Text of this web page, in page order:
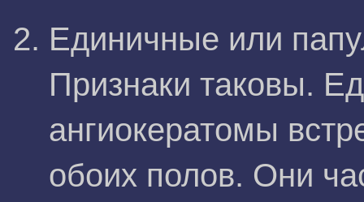
Единичные или
Признаки таковы.
ангиокератомы
обоих полов. Они